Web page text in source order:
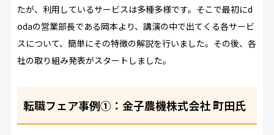
たが、利用しているサービスは多種多様です。そこで最初にd
odaの営業部長である岡本より、講演の中で出てくる各サービ
スについて、簡単にその特徴の解説を行いました。その後、各
社の取り組み発表がスタートしました。
転職フェア事例①：金子農機株式会社 町田氏